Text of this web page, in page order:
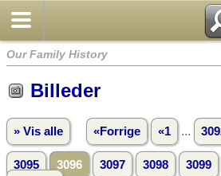
Our Family History
Billeder
» Vis alle «Forrige «1 ...
3095 3096 3097 3098 3099